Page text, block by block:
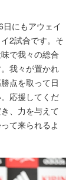
にもアウェイ
2試合です。そ
で我々の総合
我々が置かれ
点を取って日
応援してくだ
、力を与えて
て来られるよ